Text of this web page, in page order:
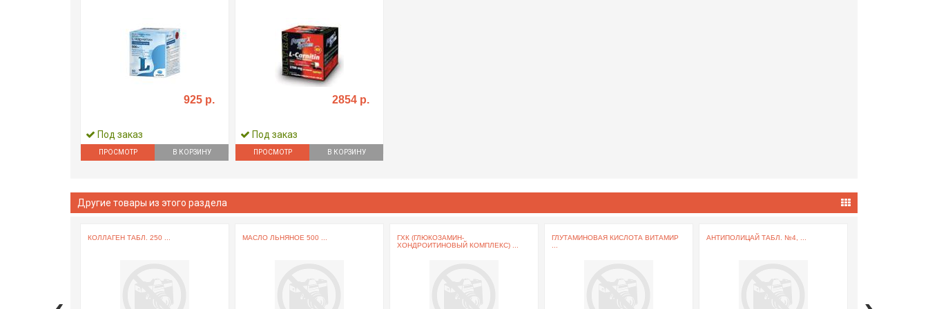
925 р.
Под заказ
ПРОСМОТР В КОРЗИНУ
2854 р.
Под заказ
ПРОСМОТР В КОРЗИНУ
Другие товары из этого раздела
КОЛЛАГЕН ТАБЛ. 250 ... МАСЛО ЛЬНЯНОЕ 500 ...
ГХК (ГЛЮКОЗАМИН-
ХОНДРОИТИНОВЫЙ КОМПЛЕКС) ...
ГЛУТАМИНОВАЯ КИСЛОТА ВИТАМИР
АНТИПОЛИЦАЙ ТАБЛ. №4, ...